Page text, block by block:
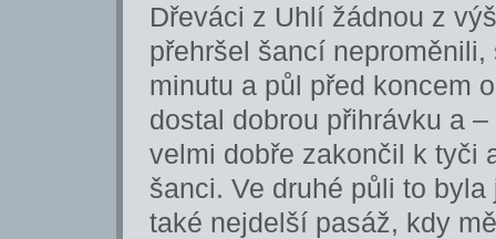
Dřeváci z Uhlí žádnou z
přehršel šancí
minutu a půl před koncem
dostal dobrou přihrávku a
velmi dobře zakončil k tyči
šanci. Ve druhé půli to
také nejdelší pasáž, kdy